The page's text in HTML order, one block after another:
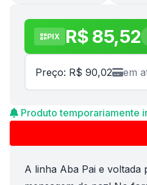
PIX R$ 85,52
Preço: R$ 90,02 em
Produto temporariamente
A linha Aba Pai e